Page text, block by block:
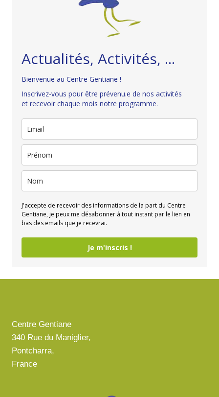
Actualités, Activités, ...
Bienvenue au Centre Gentiane !
Inscrivez-vous pour être prévenu.e de nos activités
et recevoir chaque mois notre programme.
J'accepte de recevoir des informations de la part du Centre
Gentiane, je peux me désabonner à tout instant par le lien en
bas des emails que je recevrai.
Je m'inscris !
Centre Gentiane
340 Rue du Maniglier,
Pontcharra,
France